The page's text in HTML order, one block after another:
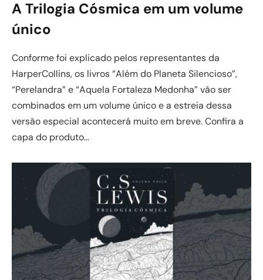
A Trilogia Cósmica em um volume
único
Conforme foi explicado pelos representantes da
HarperCollins, os livros “Além do Planeta Silencioso”,
“Perelandra” e “Aquela Fortaleza Medonha” vão ser
combinados em um volume único e a estreia dessa
versão especial acontecerá muito em breve. Confira a
capa do produto…